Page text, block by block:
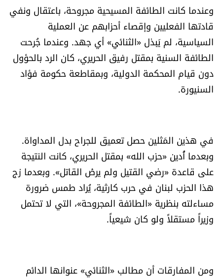
للتواصل معنا
شروط الاستخدام
شروط الإشتراك
وعندما كانت الطائفة المسيحية مجروحة، باعتقال ونفي
قادتها الفعليين وإقصاء أحزابهم عن العملية
السياسية، لم يَبذل «الثنائي» أي جهد. وعندما جُرحت
الطائفة السنية بمقتل رفيق الحريري، كان الرد بالحؤول
دون قيام المحكمة الدولية، وبمقاطعة حكومة فؤاد
السنيورة.
في هذين المَثلين حصل تعميق للجراح بدل المداواة.
وبعدما أُدين «حزب الله» بمقتل الحريري، كانت النتيجة
على قاعدة «رضي القتيل ولم يرضَ القاتل». وبعدما زج
هذا الحزب لبنان في حرب كارثية، يُراد طمس ضرورة
مساءلته بنظرية «الطائفة المجروحة»، التي لا تحتمل
وزيراً مستقلاً ولو كان شيعياً.
ومن المفارقات أن مطالب «الثنائي» عنوانها الدائم